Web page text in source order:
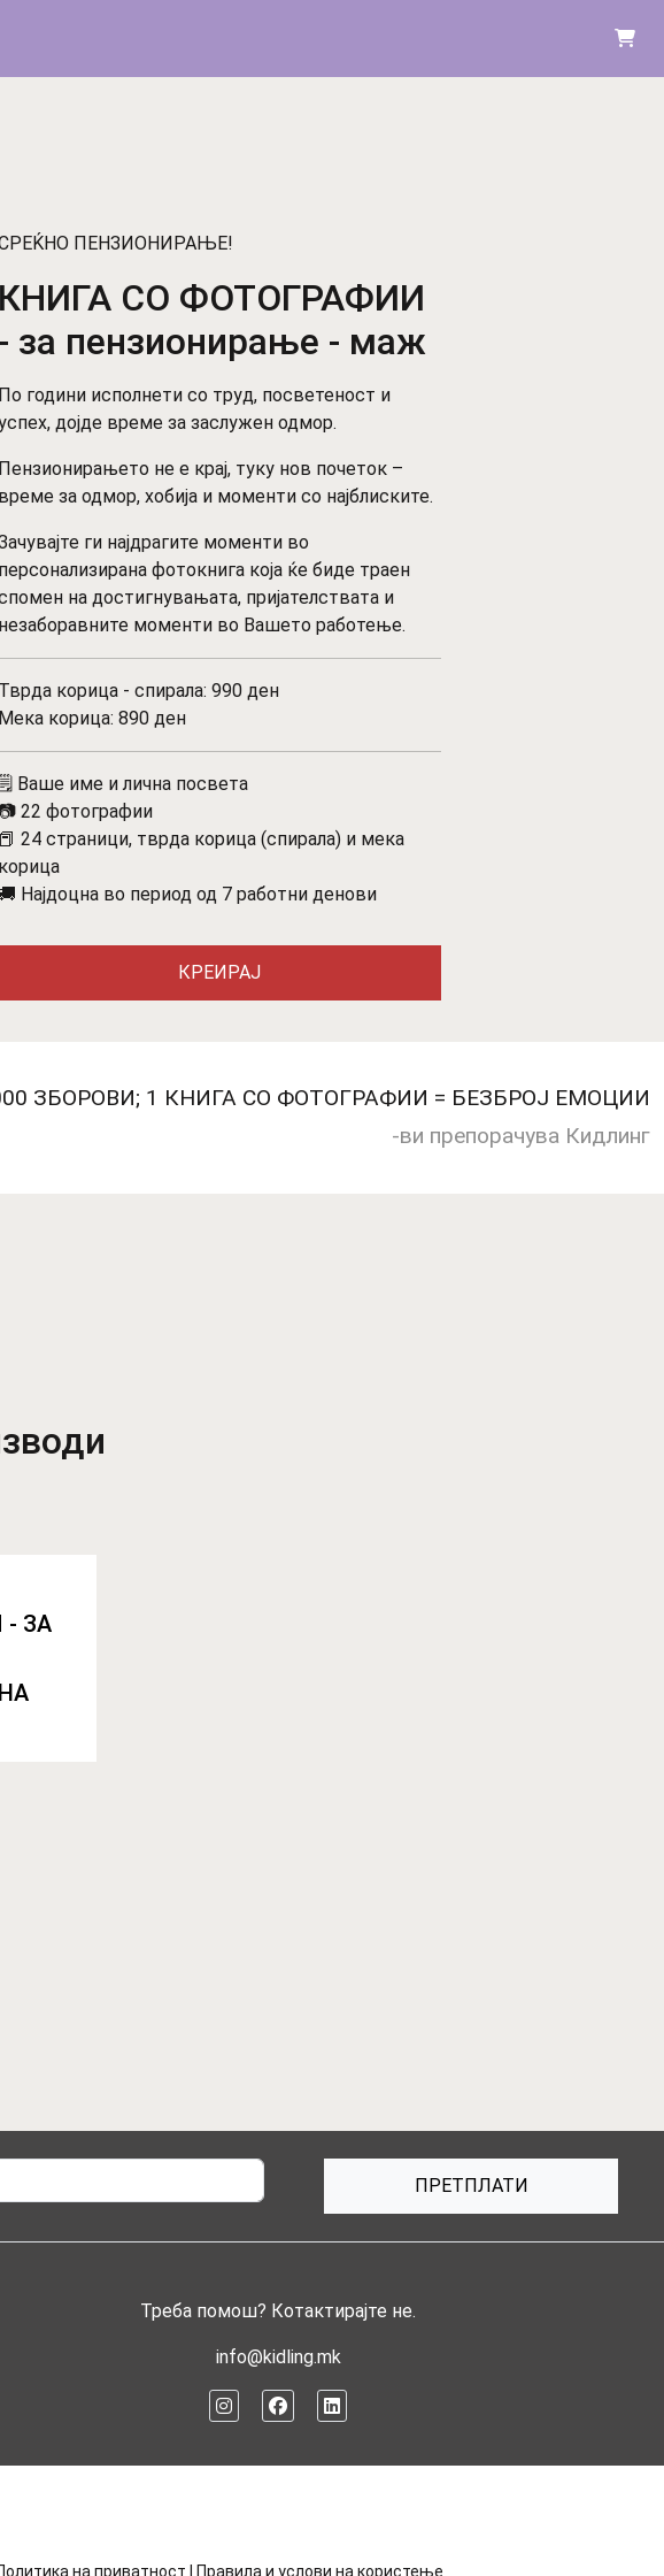
ПЕНЗИОНИРАЊЕ!
КНИГА СО ФОТОГРАФИИ
- за пензионирање - маж
По години исполнети со труд, посветеност и
дојде време за заслужен одмор.
Пензионирањето не е крај, туку нов почеток –
време за одмор, хобија и моменти со најблиските.
ги најдрагите моменти во
персонализирана фотокнига која ќе биде траен
на достигнувањата, пријателствата и
незаборавните моменти во Вашето работење.
Тврда корица - спирала: 990 ден
Мека корица: 890 ден
Ваше име и лична посвета
22 фотографии
📕 24 страници, тврда корица (спирала) и мека
корица
🚚 Најдоцна во период од 7 работни денови
КРЕИРАЈ
ЗБОРОВИ; 1 КНИГА СО ФОТОГРАФИИ = БЕЗБРОЈ ЕМОЦИИ
-ви препорачува Кидлинг
- ЗА
ПРЕТПЛАТИ
Треба помош? Котактирајте не.
info@kidling.mk
на приватност Правила и услови на користење